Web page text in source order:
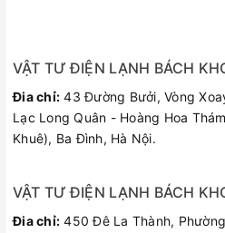
VẬT TƯ ĐIỆN LẠNH BÁCH
Đia chỉ: 43 Đường Bưởi, Vòng
Lạc Long Quân - Hoàng Hoa
Khuê), Ba Đình, Hà Nội.
VẬT TƯ ĐIỆN LẠNH BÁCH
Đia chỉ: 450 Đê La Thành,